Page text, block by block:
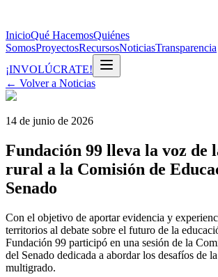
InicioQué HacemosQuiénes
SomosProyectosRecursosNoticiasTransparencia
¡INVOLÚCRATE!
← Volver a Noticias
14 de junio de 2026
Fundación 99 lleva la voz de
rural a la Comisión de
Senado
Con el objetivo de aportar evidencia y
territorios al debate sobre el futuro de la
Fundación 99 participó en una sesión de la
del Senado dedicada a abordar los desafíos de
multigrado.